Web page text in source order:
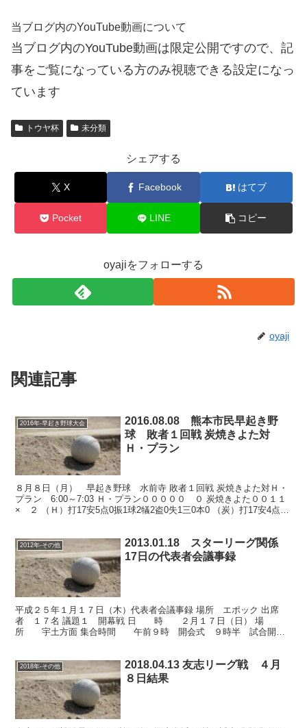
当ブログ内のYouTube動画について
当ブログ内のYouTube動画は限定公開ですので、記
事をご覧になっている方のみ視聴できる設定になっ
ています
トウヤ杯 未分類
シェアする
X Facebook はてブ
Pocket LINE コピー
oyajiをフォローする
oyaji
関連記事
2016年-早起き野球大会
2016.08.08 熊本市民早起き野
球 敗者１回戦 炭焼きよた対
Ｈ・プラン
８月８日（月） 早起き野球 水前寺 敗者１回戦 炭焼きよた対Ｈ・
プラン 6:00～7:03 Ｈ・プラン０００００ ０ 炭焼きよた００１１
× ２ （Ｈ）打17安5点0振1球2犠2盗0失1三0本0 （炭）打17安4点1
2012年-その他
2013.01.18 スターリーグ関係
17日の代表者会議事録
平成２５年１月１７日（木）代表者会議事録 場所 エポック 出席
者 １７名 議題１ 開幕戦 日 時 ２月１７日（日） 場
所 宇土方面 集合時間 午前９時 開会式 ９時半 試合開
2018年-その他
2018.04.13 友志リーグ戦 ４月
８日結果